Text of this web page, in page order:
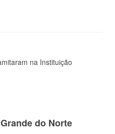
na Instituição
do Norte